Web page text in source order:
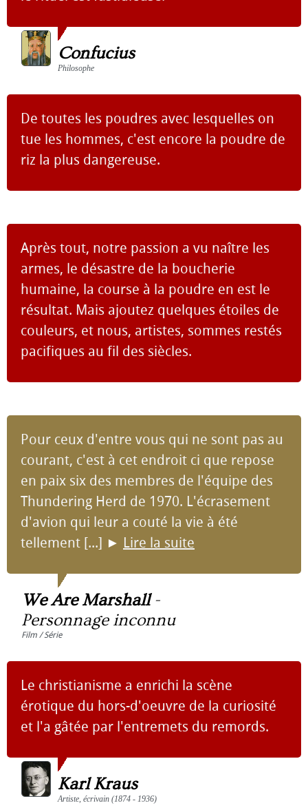
Confucius
Philosophe
De toutes les poudres avec lesquelles on
tue les hommes, c'est encore la poudre de
riz la plus dangereuse.
Après tout, notre passion a vu naître les
armes, le désastre de la boucherie
humaine, la course à la poudre en est le
résultat. Mais ajoutez quelques étoiles de
couleurs, et nous, artistes, sommes restés
pacifiques au fil des siècles.
Pour ceux d'entre vous qui ne sont pas au
courant, c'est à cet endroit ci que repose
en paix six des membres de l'équipe des
Thundering Herd de 1970. L'écrasement
d'avion qui leur a couté la vie à été
tellement [...] ► Lire la suite
We Are Marshall-
Personnage inconnu
Film / Série
Le christianisme a enrichi la scène
érotique du hors-d'oeuvre de la curiosité
et l'a gâtée par l'entremets du remords.
Karl Kraus
Artiste, écrivain (1874 - 1936)